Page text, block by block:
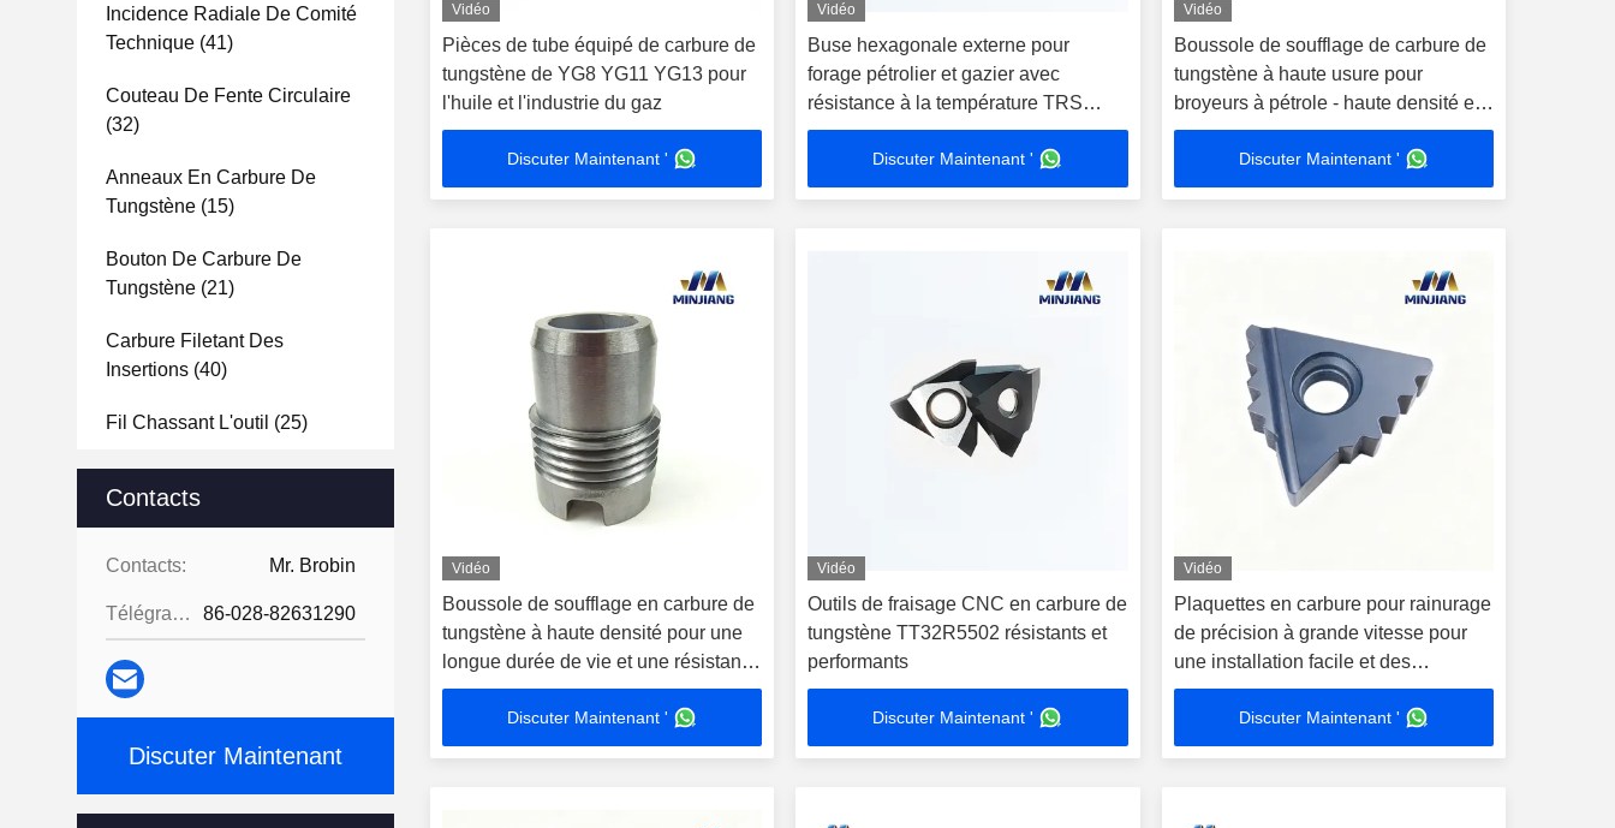
Incidence Radiale De Comité
Technique (41)
Couteau De Fente Circulaire
(32)
Anneaux En Carbure De
Tungstène (15)
Bouton De Carbure De
Tungstène (21)
Carbure Filetant Des
Insertions (40)
Fil Chassant L'outil (25)
Outils De Coupe De
Commande Numérique Par
Ordinateur De Carbure De
Tungstène
Lame De Coupe De Machine
À Emballer(15)
Lames À Couper À La Batterie
Contacts
Contacts: Mr. Brobin
Télégramme: 86-028-82631290
Discuter Maintenant
Vidéo
Pièces de tube équipé de carbure de
tungstène de YG8 YG11 YG13 pour
l'huile et l'industrie du gaz
Discuter Maintenant '
Vidéo
Buse hexagonale externe pour
forage pétrolier et gazier avec
résistance à la température TRS
2200
Discuter Maintenant '
Vidéo
Boussole de soufflage de carbure de
tungstène à haute usure pour
broyeurs à pétrole - haute densité et
durable
Discuter Maintenant '
Vidéo
Boussole de soufflage en carbure de
tungstène à haute densité pour une
longue durée de vie et une résistance
à la corrosion
Discuter Maintenant '
Vidéo
Outils de fraisage CNC en carbure de
tungstène TT32R5502 résistants et
performants
Discuter Maintenant '
Vidéo
Plaquettes en carbure pour rainurage
de précision à grande vitesse pour
une installation facile et des
performances de filetage supérieures
Discuter Maintenant '